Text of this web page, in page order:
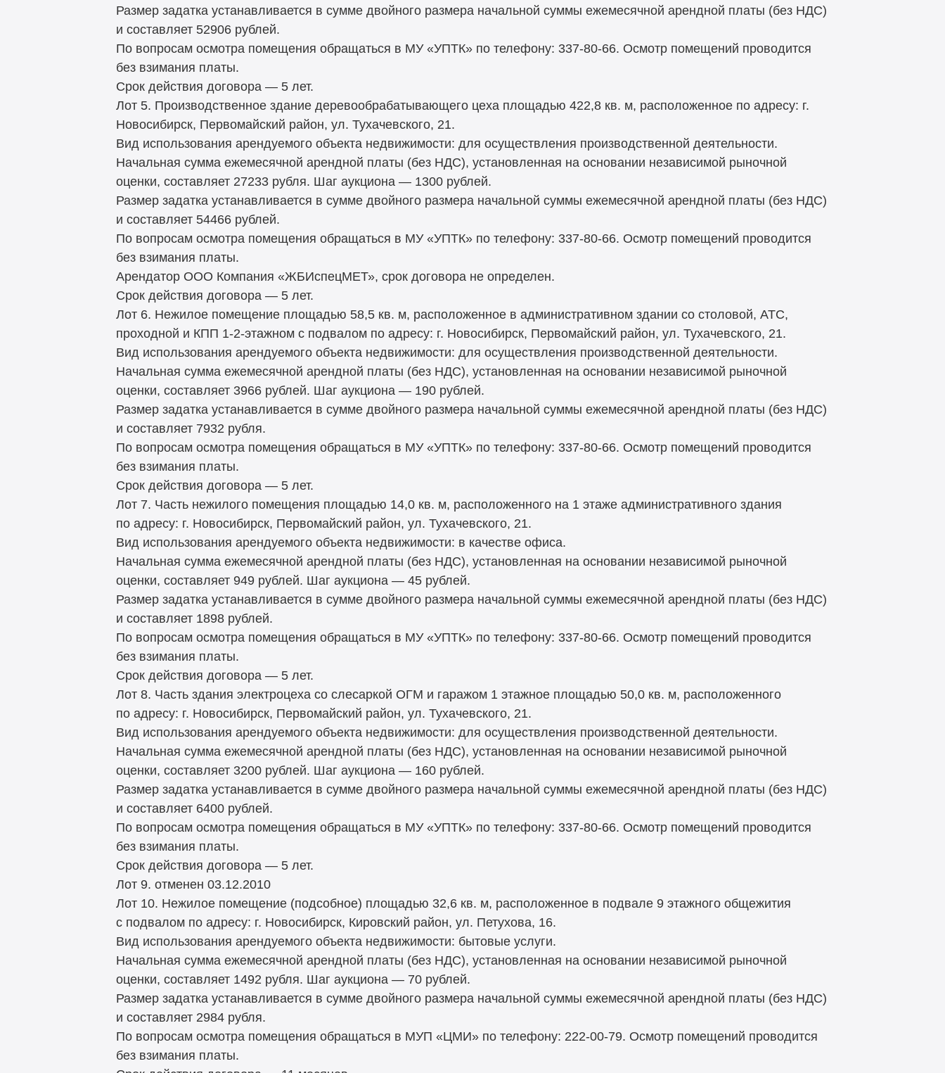
Размер задатка устанавливается в сумме двойного размера начальной суммы ежемесячной арендной платы (без НДС)
и составляет 52906 рублей.
По вопросам осмотра помещения обращаться в МУ «УПТК» по телефону: 337-80-66. Осмотр помещений проводится
без взимания платы.
Срок действия договора — 5 лет.
Лот 5. Производственное здание деревообрабатывающего цеха площадью 422,8 кв. м, расположенное по адресу: г.
Новосибирск, Первомайский район, ул. Тухачевского, 21.
Вид использования арендуемого объекта недвижимости: для осуществления производственной деятельности.
Начальная сумма ежемесячной арендной платы (без НДС), установленная на основании независимой рыночной
оценки, составляет 27233 рубля. Шаг аукциона — 1300 рублей.
Размер задатка устанавливается в сумме двойного размера начальной суммы ежемесячной арендной платы (без НДС)
и составляет 54466 рублей.
По вопросам осмотра помещения обращаться в МУ «УПТК» по телефону: 337-80-66. Осмотр помещений проводится
без взимания платы.
Арендатор ООО Компания «ЖБИспецМЕТ», срок договора не определен.
Срок действия договора — 5 лет.
Лот 6. Нежилое помещение площадью 58,5 кв. м, расположенное в административном здании со столовой, АТС,
проходной и КПП 1-2-этажном с подвалом по адресу: г. Новосибирск, Первомайский район, ул. Тухачевского, 21.
Вид использования арендуемого объекта недвижимости: для осуществления производственной деятельности.
Начальная сумма ежемесячной арендной платы (без НДС), установленная на основании независимой рыночной
оценки, составляет 3966 рублей. Шаг аукциона — 190 рублей.
Размер задатка устанавливается в сумме двойного размера начальной суммы ежемесячной арендной платы (без НДС)
и составляет 7932 рубля.
По вопросам осмотра помещения обращаться в МУ «УПТК» по телефону: 337-80-66. Осмотр помещений проводится
без взимания платы.
Срок действия договора — 5 лет.
Лот 7. Часть нежилого помещения площадью 14,0 кв. м, расположенного на 1 этаже административного здания
по адресу: г. Новосибирск, Первомайский район, ул. Тухачевского, 21.
Вид использования арендуемого объекта недвижимости: в качестве офиса.
Начальная сумма ежемесячной арендной платы (без НДС), установленная на основании независимой рыночной
оценки, составляет 949 рублей. Шаг аукциона — 45 рублей.
Размер задатка устанавливается в сумме двойного размера начальной суммы ежемесячной арендной платы (без НДС)
и составляет 1898 рублей.
По вопросам осмотра помещения обращаться в МУ «УПТК» по телефону: 337-80-66. Осмотр помещений проводится
без взимания платы.
Срок действия договора — 5 лет.
Лот 8. Часть здания электроцеха со слесаркой ОГМ и гаражом 1 этажное площадью 50,0 кв. м, расположенного
по адресу: г. Новосибирск, Первомайский район, ул. Тухачевского, 21.
Вид использования арендуемого объекта недвижимости: для осуществления производственной деятельности.
Начальная сумма ежемесячной арендной платы (без НДС), установленная на основании независимой рыночной
оценки, составляет 3200 рублей. Шаг аукциона — 160 рублей.
Размер задатка устанавливается в сумме двойного размера начальной суммы ежемесячной арендной платы (без НДС)
и составляет 6400 рублей.
По вопросам осмотра помещения обращаться в МУ «УПТК» по телефону: 337-80-66. Осмотр помещений проводится
без взимания платы.
Срок действия договора — 5 лет.
Лот 9. отменен 03.12.2010
Лот 10. Нежилое помещение (подсобное) площадью 32,6 кв. м, расположенное в подвале 9 этажного общежития
с подвалом по адресу: г. Новосибирск, Кировский район, ул. Петухова, 16.
Вид использования арендуемого объекта недвижимости: бытовые услуги.
Начальная сумма ежемесячной арендной платы (без НДС), установленная на основании независимой рыночной
оценки, составляет 1492 рубля. Шаг аукциона — 70 рублей.
Размер задатка устанавливается в сумме двойного размера начальной суммы ежемесячной арендной платы (без НДС)
и составляет 2984 рубля.
По вопросам осмотра помещения обращаться в МУП «ЦМИ» по телефону: 222-00-79. Осмотр помещений проводится
без взимания платы.